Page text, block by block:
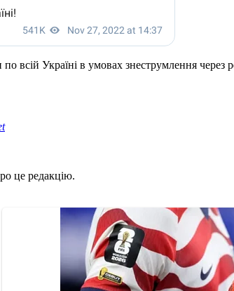
Україні в умовах знеструмлення через
це редакцію.